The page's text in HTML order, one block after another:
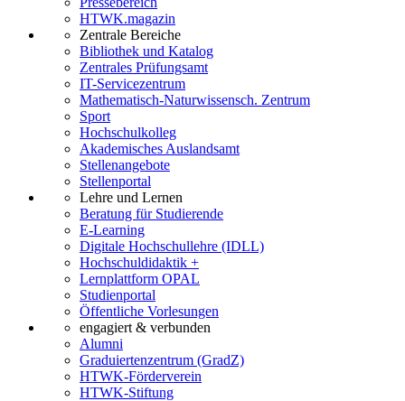
HTWK.magazin
Zentrale Bereiche
Bibliothek und Katalog
Zentrales Prüfungsamt
IT-Servicezentrum
Mathematisch-Naturwissensch. Zentrum
Sport
Hochschulkolleg
Akademisches Auslandsamt
Stellenangebote
Stellenportal
Lehre und Lernen
Beratung für Studierende
E-Learning
Digitale Hochschullehre (IDLL)
Hochschuldidaktik +
Lernplattform OPAL
Studienportal
Öffentliche Vorlesungen
engagiert & verbunden
Alumni
Graduiertenzentrum (GradZ)
HTWK-Förderverein
HTWK-Stiftung